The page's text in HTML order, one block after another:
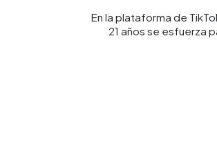
En la plataforma de
21 años se esfuerza